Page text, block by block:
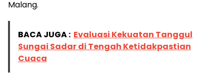
Malang.
BACA JUGA : Evaluasi Kekuatan Tanggul
Sungai Sadar di Tengah Ketidakpastian
Cuaca